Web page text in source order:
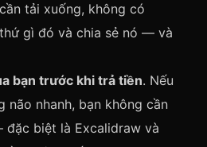
tải xuống, không có
gì đó và chia sẻ nó — và
bạn trước khi trả tiền. Nếu
não nhanh, bạn không cần
biệt là Excalidraw và